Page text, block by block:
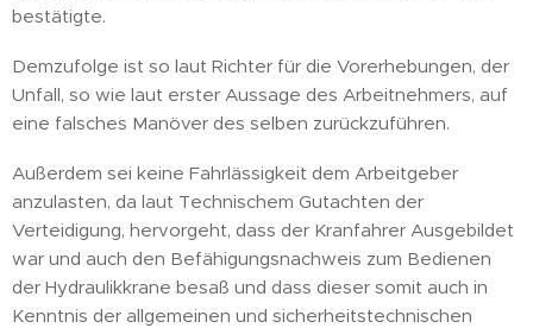
bestätigte.
Demzufolge ist so laut Richter für die Vorerhebungen, der
Unfall, so wie laut erster Aussage des Arbeitnehmers, auf
eine falsches Manöver des selben zurückzuführen.
Außerdem sei keine Fahrlässigkeit dem Arbeitgeber
anzulasten, da laut Technischem Gutachten der
Verteidigung, hervorgeht, dass der Kranfahrer Ausgebildet
war und auch den Befähigungsnachweis zum Bedienen
der Hydraulikkrane besaß und dass dieser somit auch in
Kenntnis der allgemeinen und sicherheitstechnischen